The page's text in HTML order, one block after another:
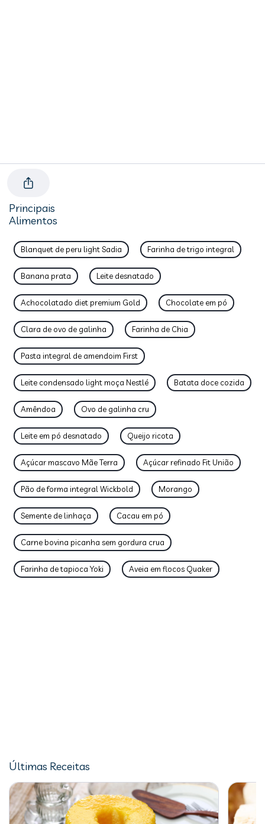
Principais
Alimentos
Blanquet de peru light Sadia Farinha de trigo integral
Banana prata Leite desnatado
Achocolatado diet premium Gold Chocolate em pó
Clara de ovo de galinha Farinha de Chia
Pasta integral de amendoim First
Leite condensado light moça Nestlé Batata doce cozida
Amêndoa Ovo de galinha cru
Leite em pó desnatado Queijo ricota
Açúcar mascavo Mãe Terra Açúcar refinado Fit União
Pão de forma integral Wickbold Morango
Semente de linhaça Cacau em pó
Carne bovina picanha sem gordura crua
Farinha de tapioca Yoki Aveia em flocos Quaker
Últimas Receitas